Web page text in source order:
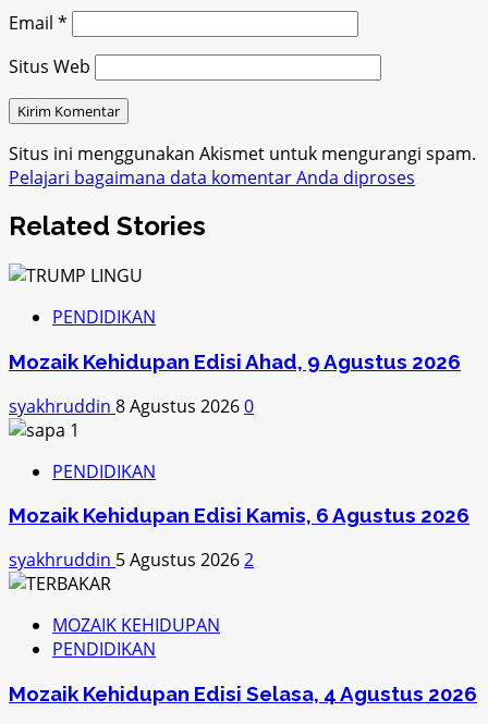
Email *
Situs Web
Situs ini menggunakan Akismet untuk mengurangi spam.
Pelajari bagaimana data komentar Anda diproses
Related Stories
PENDIDIKAN
Mozaik Kehidupan Edisi Ahad, 9 Agustus 2026
syakhruddin 8 Agustus 20260
PENDIDIKAN
Mozaik Kehidupan Edisi Kamis, 6 Agustus 2026
syakhruddin 5 Agustus 20262
MOZAIK KEHIDUPAN
PENDIDIKAN
Mozaik Kehidupan Edisi Selasa, 4 Agustus 2026